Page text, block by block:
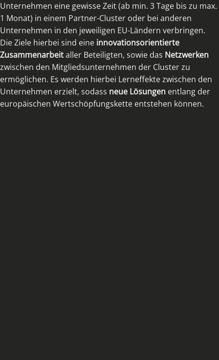
Unternehmen eine gewisse Zeit (ab min. 3 Tage bis zu max.
1 Monat) in einem Partner-Cluster oder bei anderen
Unternehmen in den jeweiligen EU-Ländern verbringen.
Die Ziele hierbei sind eine innovationsorientierte
Zusammenarbeitaller Beteiligten, sowie das Netzwerken
zwischen den Mitgliedsunternehmen der Cluster zu
ermöglichen. Es werden hierbei Lerneffekte zwischen den
Unternehmen erzielt, sodass neue Lösungen entlang der
europäischen Wertschöpfungskette entstehen können.